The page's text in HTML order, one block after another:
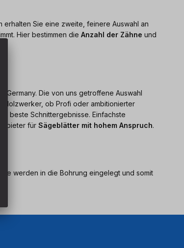
erhalten Sie eine zweite, feinere Auswahl an
Hier bestimmen die Anzahl der Zähne und
Germany. Die von uns getroffene Auswahl
ob Profi oder ambitionierter
beste Schnittergebnisse. Einfachste
für Sägeblätter mit hohem Anspruch.
werden in die Bohrung eingelegt und somit